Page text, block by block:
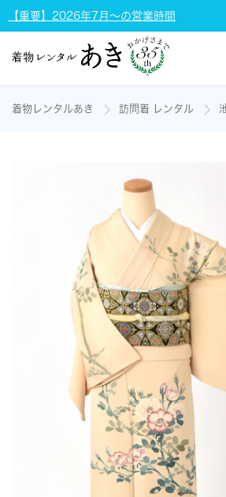
【重要】2026年7月～の営業時間
着物レンタルあき 訪問着 レンタル